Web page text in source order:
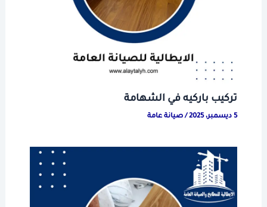
تركيب باركيه في الشهامة
5 ديسمبر، 2025 /صيانة عامة